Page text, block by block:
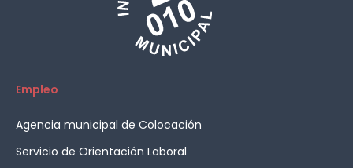
Empleo
Agencia municipal de Colocación
Servicio de Orientación Laboral